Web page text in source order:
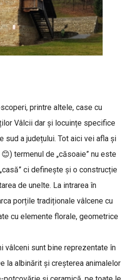
printre altele, case cu
Vâlcii dar și locuințe specifice
sud a județului. Tot aici vei afla și
termenul de „căsoaie” nu este
ci definește și o construcție
de unelte. La intrarea în
porțile tradiționale vâlcene cu
cu elemente florale, geometrice
vâlceni sunt bine reprezentate în
la albinărit și creșterea animalelor